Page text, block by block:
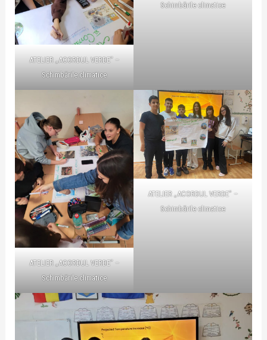
ATELIER „ACORDUL VERDE” –
Schimbările climatice
Schimbările climatice
ATELIER „ACORDUL VERDE” –
Schimbările climatice
ATELIER „ACORDUL VERDE” –
Schimbările climatice